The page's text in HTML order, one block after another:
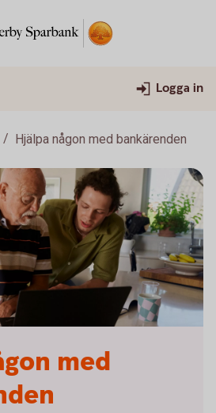
Logga in
Hjälpa någon med bankärenden
med